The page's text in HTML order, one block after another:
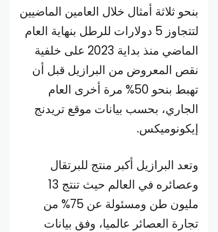
بنحو ثلاثة أمثال خلال العامين الماضيين
لتتجاوز 5 دولارات للرطل بنهاية العام
الماضي منذ بداية 2023 على خلفية
نقص المعروض من البرازيل قبل أن
تهبط بنحو 50% مرة أخرى العام
الجاري، بحسب بيانات موقع تريدنج
إيكونوميكس.
وتعد البرازيل أكبر منتج للبرتقال
وعصائره في العالم حيث تنتج 13
مليون طن ومسئولة عن 75% من
تجارة العصائر عالميا، وفق بيانات